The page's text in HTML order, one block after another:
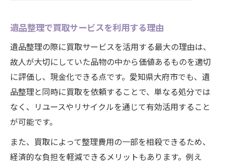
遺品整理で買取サービスを利用する理由
遺品整理の際に買取サービスを活用する最大の理由は、
故人が大切にしていた品物の中から価値あるものを適切
に評価し、現金化できる点です。愛知県大府市でも、遺
品整理と同時に買取を依頼することで、単なる処分では
なく、リユースやリサイクルを通じて有効活用すること
が可能です。
また、買取によって整理費用の一部を相殺できるため、
経済的な負担を軽減できるメリットもあります。例え